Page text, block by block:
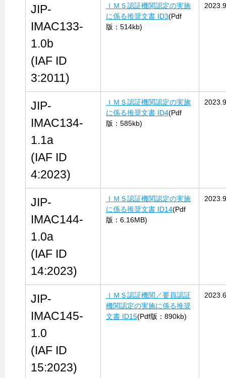
JIP-
IMAC133-
1.0b
(IAF ID
3:2011)
ＩＭＳ認証機関認定の実施
に係る推奨文書 ID3(Pdf
版：514kb)
JIP-
IMAC134-
1.1a
(IAF ID
4:2023)
ＩＭＳ認証機関認定の実施
に係る推奨文書 ID4(Pdf
版：585kb)
JIP-
IMAC144-
1.0a
(IAF ID
14:2023)
ＩＭＳ認証機関認定の実施
に係る推奨文書 ID14(Pdf
版：6.16MB)
JIP-
IMAC145-
1.0
(IAF ID
15:2023)
ＩＭＳ認証機関／要員認証
機関認定の実施に係る推奨
文書 ID15(Pdf版：890kb)